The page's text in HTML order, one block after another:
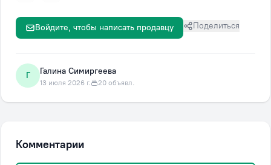
Поделиться
Войдите, чтобы написать продавцу
Г Галина Симиргеева
13 июля 2026 г. 20 объявл.
Комментарии